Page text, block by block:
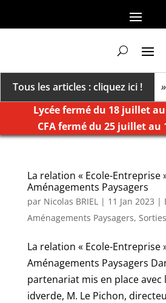
Tous les articles : cliquez ici !
vers un millésime des extrêmes »
Lycée fermé du 18 juillet
CFA fermé du 25 juillet au
La relation « Ecole-Entreprise
Aménagements Paysagers
par Nicolas BRIEL| 11 Jan 2023 |
Aménagements Paysagers, Sorties
La relation « Ecole-Entreprise
Aménagements Paysagers
partenariat mis en place avec
idverde, M. Le Pichon,